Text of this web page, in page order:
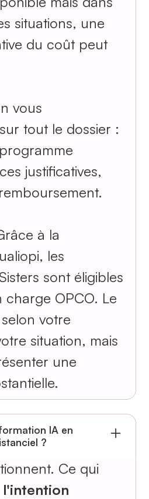
situations, une
du coût peut
vous
tout le dossier :
justificatives,
à la
les
sont éligibles
charge OPCO. Le
votre
situation, mais
une
IA en
?
Ce qui
l'intention